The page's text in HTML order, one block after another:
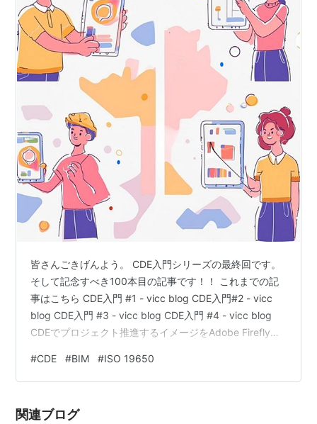
皆さんごきげんよう。 CDE入門シリーズの最終回です。
そして記念すべき100本目の記事です！！ これまでの記
事はこちら CDE入門 #1 - vicc blog CDE入門#2 - vicc
blog CDE入門 #3 - vicc blog CDE入門 #4 - vicc blog
CDEでプロジェクト推進するイメージをAdobe Fireflyで
CDEプラットフォームを比較しながら紹介しようと思い
ます。 はじめに（このブログの中立性について） なるべ
Autodesk BIM36…
#CDE #BIM #ISO 19650
関連ブログ